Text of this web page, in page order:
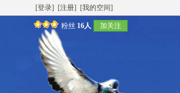
[登录] [注册] [我的空间]
粉丝 16人 加关注